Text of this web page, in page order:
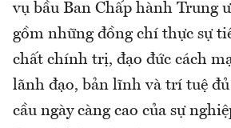
vụ bầu Ban Chấp hành Trung
gồm những đồng chí thực sự
chất chính trị, đạo đức cách
lãnh đạo, bản lĩnh và trí tuệ đủ
cầu ngày càng cao của sự